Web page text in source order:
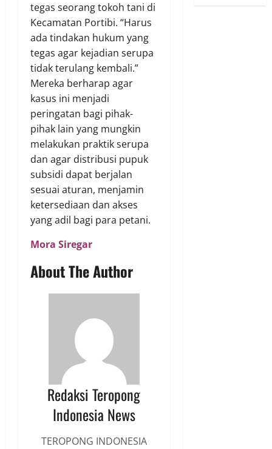
tegas seorang tokoh tani di
Kecamatan Portibi. “Harus
ada tindakan hukum yang
tegas agar kejadian serupa
tidak terulang kembali.”
Mereka berharap agar
kasus ini menjadi
peringatan bagi pihak-
pihak lain yang mungkin
melakukan praktik serupa
dan agar distribusi pupuk
subsidi dapat berjalan
sesuai aturan, menjamin
ketersediaan dan akses
yang adil bagi para petani.
Mora Siregar
About The Author
Redaksi Teropong
Indonesia News
TEROPONG INDONESIA